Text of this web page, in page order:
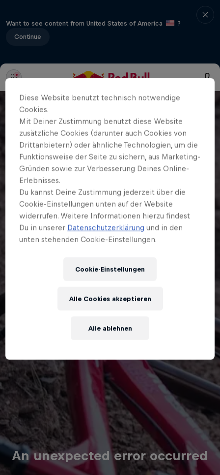
Want to see content from United States of America
?
Continue
An unexpected error occurred
Diese Website benutzt technisch notwendige
Cookies.
Mit Deiner Zustimmung benutzt diese Website
zusätzliche Cookies (darunter auch Cookies von
Drittanbietern) oder ähnliche Technologien, um die
Funktionsweise der Seite zu sichern, aus Marketing-
Gründen sowie zur Verbesserung Deines Online-
Erlebnisses.
Du kannst Deine Zustimmung jederzeit über die
Cookie-Einstellungen unten auf der Website
widerrufen. Weitere Informationen hierzu findest
Du in unserer Datenschutzerklärung und in den
unten stehenden Cookie-Einstellungen.
Cookie-Einstellungen
Alle ablehnen
Alle Cookies akzeptieren